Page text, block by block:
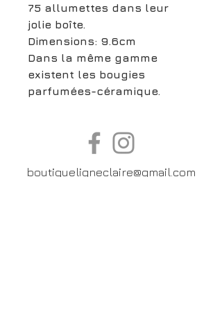
75 allumettes dans leur
jolie boîte.
Dimensions: 9.6cm
Dans la même gamme
existent les bougies
parfumées-céramique.
boutiqueligneclaire@gmail.com